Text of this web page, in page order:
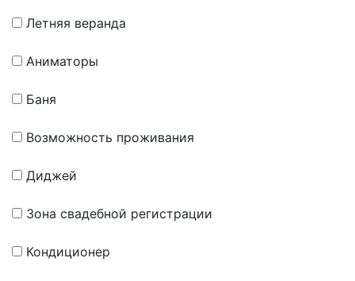
Летняя веранда
Аниматоры
Баня
Возможность проживания
Диджей
Зона свадебной регистрации
Кондиционер